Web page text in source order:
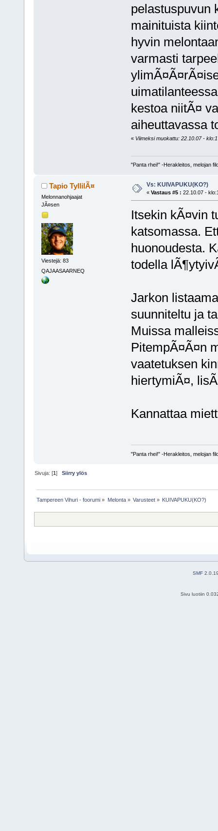
pelastuspuvun
mainituista
hyvin
varmasti
kestoa niitÃ¤
aiheuttavassa
« Viimeksi muokattu: 22.10.07 -
"Panta rhei!" -Herakleitos, melojan
Tapio TyllilÃ¤
Melonnanohjaajat
JÃ¤sen
Viestejä: 83
QAJAASAARNEQ
Vs: KUIVAPUKU(KO?)
« Vastaus #5 : 22.10.07 -
Itsekin kÃ¤vin
katsomassa.
huonoudesta.
todella
Jarkon
suunniteltu ja
Muissa
PitempÃ¤Ã¤n
vaatetuksen
hiertymiÃ¤,
Kannattaa
"Panta rhei!" -Herakleitos, melojan
Sivuja: [1]Siirry ylös
Tampereen Vihuri - foorumi » Melonta» Varusteet» KUIVAPUKU(KO?)
SMF
Sivu luotiin